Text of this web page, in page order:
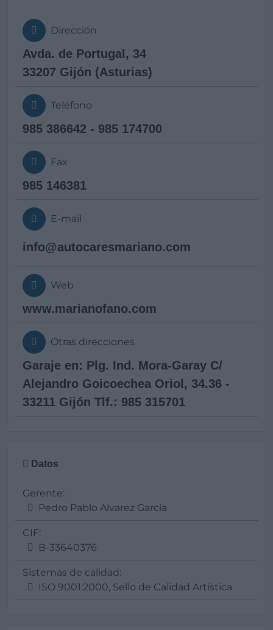
Dirección
Avda. de Portugal, 34
33207 Gijón (Asturias)
Teléfono
985 386642 - 985 174700
Fax
985 146381
E-mail
info@autocaresmariano.com
Web
www.marianofano.com
Otras direcciones
Garaje en: Plg. Ind. Mora-Garay C/
Alejandro Goicoechea Oriol, 34.36 -
33211 Gijón Tlf.: 985 315701
Datos
Gerente:
Pedro Pablo Alvarez García
CIF:
B-33640376
Sistemas de calidad:
ISO 9001:2000, Sello de Calidad Artística